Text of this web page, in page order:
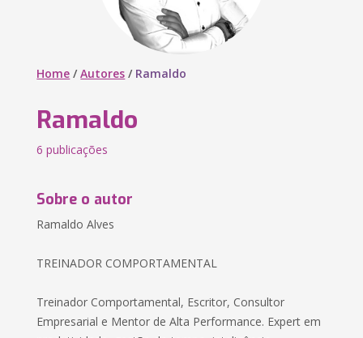
Home /Autores / Ramaldo
Ramaldo
6 publicações
Sobre o autor
Ramaldo Alves
TREINADOR COMPORTAMENTAL
Treinador Comportamental, Escritor, Consultor
Empresarial e Mentor de Alta Performance. Expert em